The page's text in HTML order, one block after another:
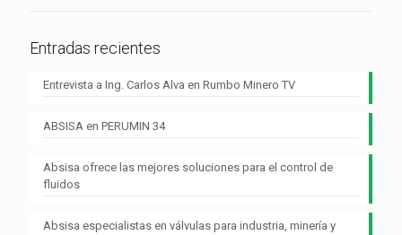
Entradas recientes
Entrevista a Ing. Carlos Alva en Rumbo Minero TV
ABSISA en PERUMIN 34
Absisa ofrece las mejores soluciones para el control de
fluidos
Absisa especialistas en válvulas para industria, minería y